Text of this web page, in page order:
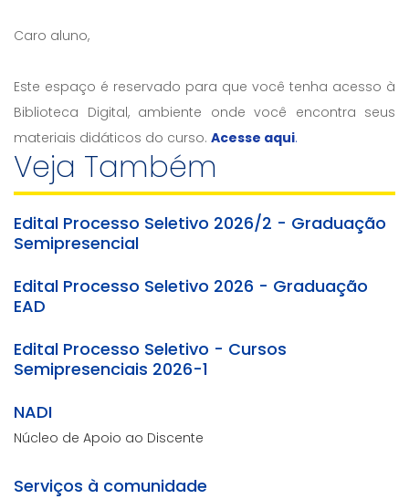
Caro aluno,
Este espaço é reservado para que você tenha acesso à
Biblioteca Digital, ambiente onde você encontra seus
materiais didáticos do curso. Acesse aqui.
Veja Também
Edital Processo Seletivo 2026/2 - Graduação
Semipresencial
Edital Processo Seletivo 2026 - Graduação
EAD
Edital Processo Seletivo - Cursos
Semipresenciais 2026-1
NADI
Núcleo de Apoio ao Discente
Serviços à comunidade